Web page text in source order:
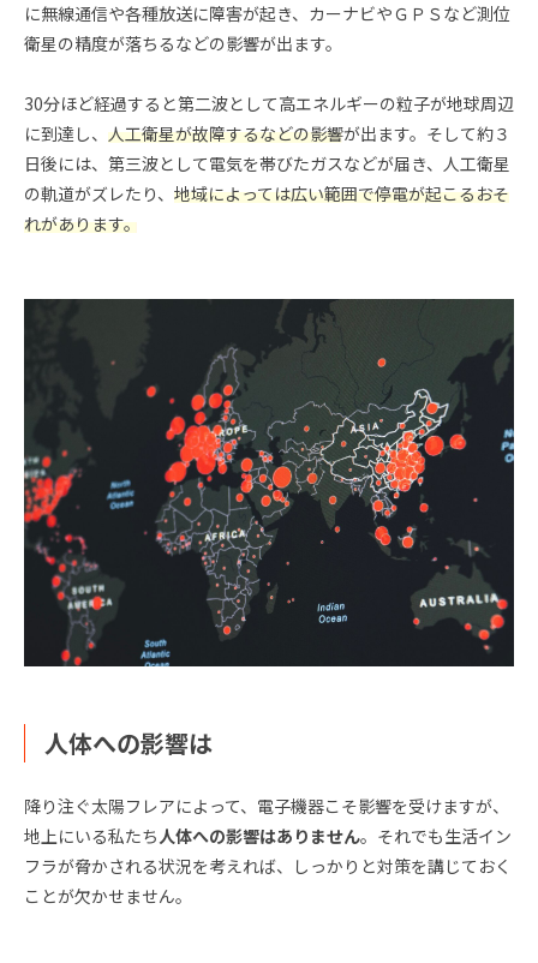
に無線通信や各種放送に障害が起き、カーナビやＧＰＳなど測位
衛星の精度が落ちるなどの影響が出ます。
30分ほど経過すると第二波として高エネルギーの粒子が地球周辺
に到達し、 人工衛星が故障するなどの影響が出ます。そして約３
日後には、第三波として電気を帯びたガスなどが届き、人工衛星
の軌道がズレたり、 地域によっては広い範囲で停電が起こるおそ
れがあります。
人体への影響は
降り注ぐ太陽フレアによって、電子機器こそ影響を受けますが、
地上にいる私たち 人体への影響はありません。それでも生活イン
フラが脅かされる状況を考えれば、しっかりと対策を講じておく
ことが欠かせません。